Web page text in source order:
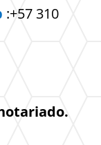
:+57 310